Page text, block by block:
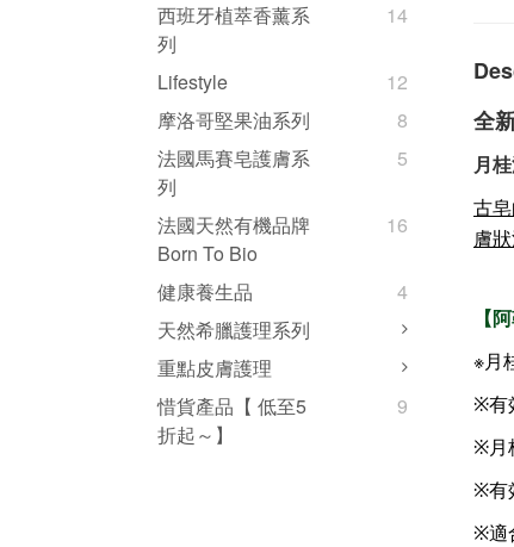
西班牙植萃香薰系
列
14
Lifestyle
12
摩洛哥堅果油系列
8
法國馬賽皂護膚系
列
5
法國天然有機品牌
Born To Bio
16
健康養生品
4
天然希臘護理系列
重點皮膚護理
惜貨產品【 低至5
折起～】
9
全
月
古
膚
【
※月
※有
※月
※有
※適